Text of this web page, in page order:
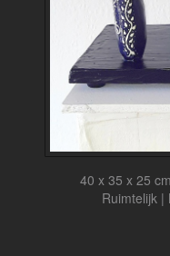
40 x 35 x 25
Ruimtelijk |